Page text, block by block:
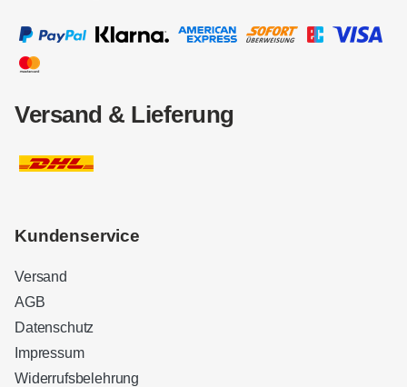
Versand & Lieferung
Kundenservice
Versand
AGB
Datenschutz
Impressum
Widerrufsbelehrung